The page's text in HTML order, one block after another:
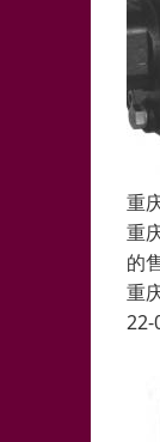
重
重
的
重
22-